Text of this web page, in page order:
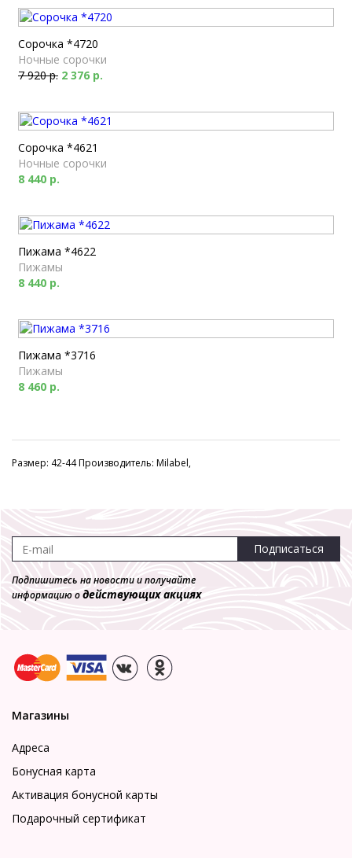
Сорочка *4720
Ночные сорочки
7 920 р. 2 376 р.
Сорочка *4621
Ночные сорочки
8 440 р.
Пижама *4622
Пижамы
8 440 р.
Пижама *3716
Пижамы
8 460 р.
Размер: 42-44 Производитель: Milabel,
Подписаться
Подпишитесь на новости и получайте
информацию одействующих акциях
Магазины
Адреса
Бонусная карта
Активация бонусной карты
Подарочный сертификат